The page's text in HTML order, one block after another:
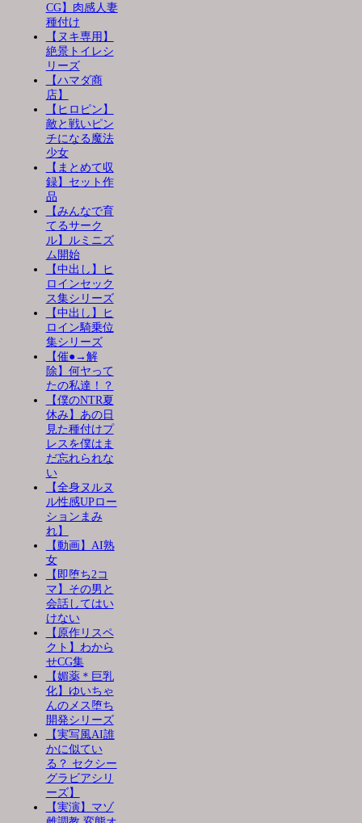
CG】肉感人妻
種付け
【ヌキ専用】
絶景トイレシ
リーズ
【ハマダ商
店】
【ヒロピン】
敵と戦いピン
チになる魔法
少女
【まとめて収
録】セット作
品
【みんなで育
てるサーク
ル】ルミニズ
ム開始
【中出し】ヒ
ロインセック
ス集シリーズ
【中出し】ヒ
ロイン騎乗位
集シリーズ
【催●→解
除】何ヤって
たの私達！？
【僕のNTR夏
休み】あの日
見た種付けプ
レスを僕はま
だ忘れられな
い
【全身ヌルヌ
ル性感UPロー
ションまみ
れ】
【動画】AI熟
女
【即堕ち2コ
マ】その男と
会話してはい
けない
【原作リスペ
クト】わから
せCG集
【媚薬＊巨乳
化】ゆいちゃ
んのメス堕ち
開発シリーズ
【実写風AI誰
かに似てい
る？ セクシー
グラビアシリ
ーズ】
【実演】マゾ